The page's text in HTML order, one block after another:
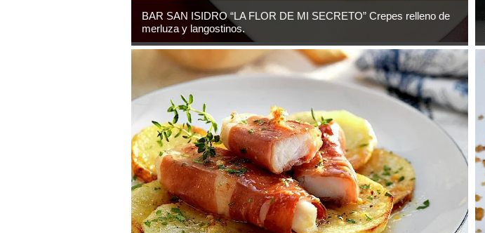
BAR SAN ISIDRO “LA FLOR DE MI SECRETO” Crepes relleno de
merluza y langostinos.